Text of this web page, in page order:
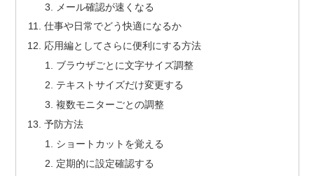
メール確認が速くなる
仕事や日常でどう快適になるか
応用編としてさらに便利にする方法
ブラウザごとに文字サイズ調整
テキストサイズだけ変更する
複数モニターごとの調整
予防方法
ショートカットを覚える
定期的に設定確認する